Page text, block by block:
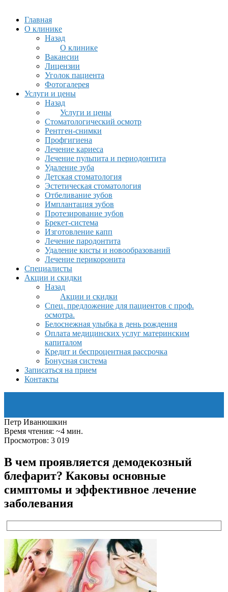
Главная
О клинике
Назад
О клинике
Вакансии
Лицензии
Уголок пациента
Фотогалерея
Услуги и цены
Назад
Услуги и цены
Стоматологический осмотр
Рентген-снимки
Профгигиена
Лечение кариеса
Лечение пульпита и периодонтита
Удаление зуба
Детская стоматология
Эстетическая стоматология
Отбеливание зубов
Имплантация зубов
Протезирование зубов
Брекет-система
Изготовление капп
Лечение пародонтита
Удаление кисты и новообразований
Лечение перикоронита
Специалисты
Акции и скидки
Назад
Акции и скидки
Спец. предложение для пациентов с проф.
осмотра.
Белоснежная улыбка в день рождения
Оплата медицинских услуг материнским
капиталом
Кредит и беспроцентная рассрочка
Бонусная система
Записаться на прием
Контакты
Петр Иванюшкин
Время чтения: ~4 мин.
Просмотров: 3 019
В чем проявляется демодекозный
блефарит? Каковы основные
симптомы и эффективное лечение
заболевания